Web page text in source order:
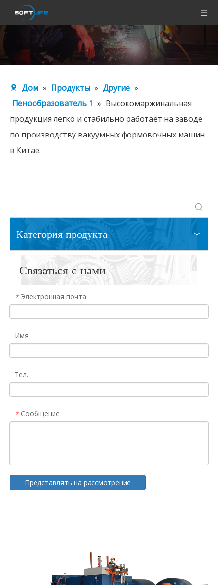
Дом » Продукты » Другие »
Пенообразователь 1 » Высокомаржинальная
продукция легко и стабильно работает на заводе
по производству вакуумных формовочных машин
в Китае.
Категория продукта
Связаться с нами
* Электронная почта
Имя
Тел.
* Сообщение
Представлять на рассмотрение